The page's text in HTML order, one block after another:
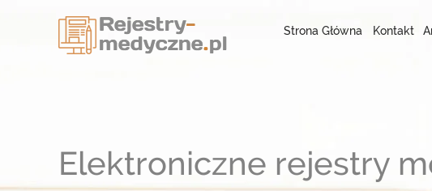
Strona Główna Kontakt
Elektroniczne rejestry